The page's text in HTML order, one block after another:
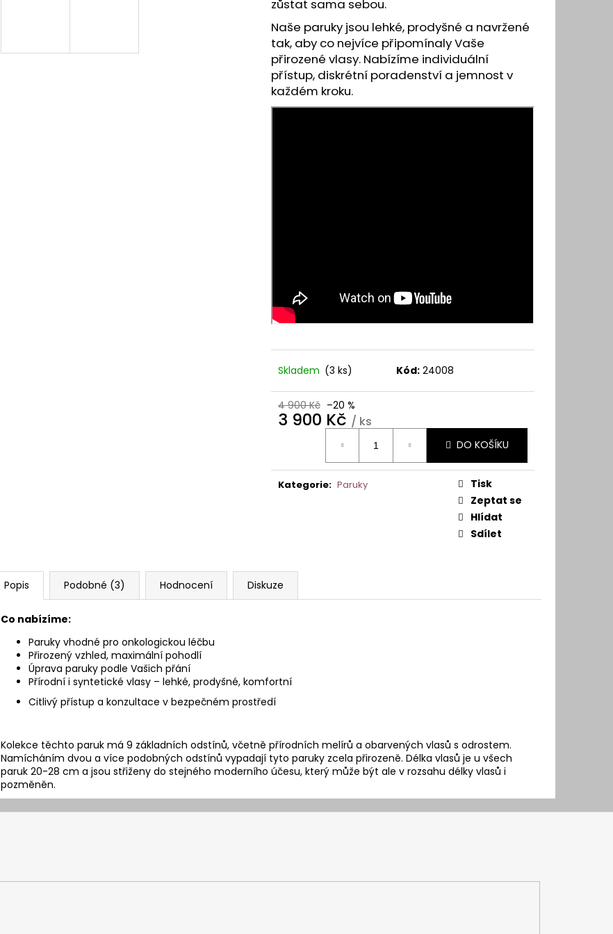
zůstat sama sebou.
Naše paruky jsou lehké, prodyšné a navržené
tak, aby co nejvíce připomínaly Vaše
přirozené vlasy. Nabízíme individuální
přístup, diskrétní poradenství a jemnost v
každém kroku.
Skladem (3 ks) Kód: 24008
4 900 Kč –20 %
3 900 Kč / ks
DO KOŠÍKU
Kategorie: Paruky
Tisk
Zeptat se
Hlídat
Sdílet
Popis Podobné (3) Hodnocení Diskuze
Co nabízíme:
Paruky vhodné pro onkologickou léčbu
Přirozený vzhled, maximální pohodlí
Úprava paruky podle Vašich přání
Přírodní i syntetické vlasy – lehké, prodyšné, komfortní
Citlivý přístup a konzultace v bezpečném prostředí
Kolekce těchto paruk má 9 základních odstínů, včetně přírodních melírů a obarvených vlasů s odrostem.
Namícháním dvou a více podobných odstínů vypadají tyto paruky zcela přirozeně. Délka vlasů je u všech
paruk 20-28 cm a jsou střiženy do stejného moderního účesu, který může být ale v rozsahu délky vlasů i
pozměněn.